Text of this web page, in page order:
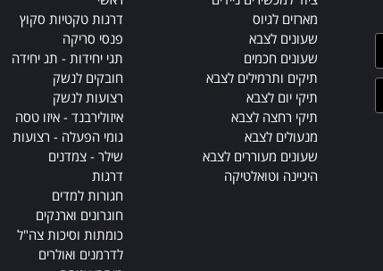
מארזים לגיוס
שעונים לצבא
שעונים חכמים
תיקים ותרמילים לצבא
תיקי יום לצבא
תיקי רחצה לצבא
מנעולים לצבא
שעונים מעוררים לצבא
היגיינה וטואלטיקה
דרגות טקטיות סקוץ
פנסי סריקה
תגי יחידות - תג יחידה
חובקים לנשק
רצועות לנשק
איזולירבנד - איזו טסה
גומי הפעלה - רצועות
שילר - צמדנים
דרגות
חגורות למדים
חוגרונים וארנקים
כומתות וסיכות צה"ל
לדרמנים ואולרים